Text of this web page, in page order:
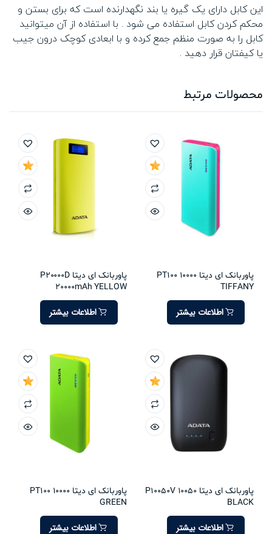
این کابل دارای یک گیره یا بند نگهدارنده است که برای بستن و
محکم کردن کابل استفاده می شود . با استفاده از آن میتوانید
کابل را به صورت منظم جمع کرده و با ابعادی کوچک درون جیب
یا کیفتان قرار دهید .
محصولات مرتبط
پاوربانک ای دیتا PT100 10000
TIFFANY
اطلاعات بیشتر
پاوربانک ای دیتا P20000D
20000mAh YELLOW
اطلاعات بیشتر
پاوربانک ای دیتا P10050V 10050
BLACK
اطلاعات بیشتر
پاوربانک ای دیتا PT100 10000
GREEN
اطلاعات بیشتر